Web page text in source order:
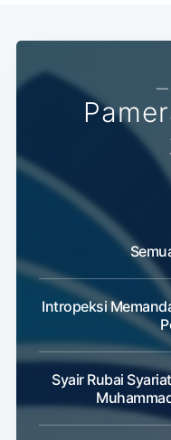
—
Intropeksi
Syair Rubai